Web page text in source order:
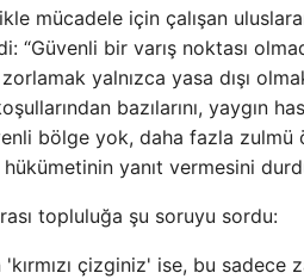
mücadele için çalışan
“Güvenli bir varış noktası
yalnızca yasa dışı
bazılarını, yaygın
bölge yok, daha fazla
yanıt vermesini
topluluğa şu soruyu sordu:
çizginiz' ise, bu sadece